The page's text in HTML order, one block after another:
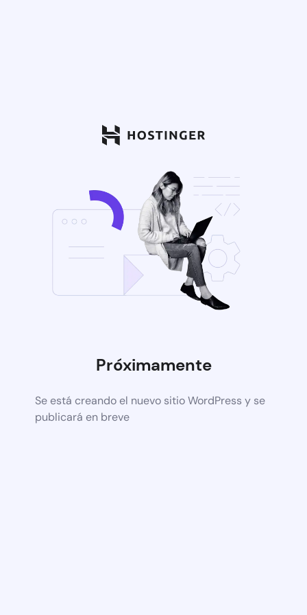
Próximamente
Se está creando el nuevo sitio WordPress y se
publicará en breve